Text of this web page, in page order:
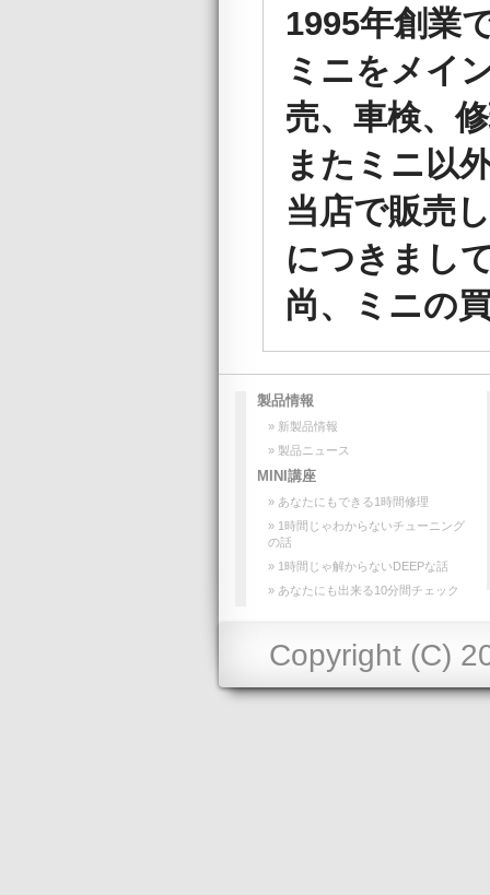
1995年創業
ミニをメイ
売、車検、
またミニ以
当店で販売
につきまし
尚、ミニの
製品情報
» 新製品情報
» 製品ニュース
MINI講座
» あなたにもできる1時間修理
» 1時間じゃわからないチューニング
の話
» 1時間じゃ解からないDEEPな話
» あなたにも出来る10分間チェック
Copyright (C)